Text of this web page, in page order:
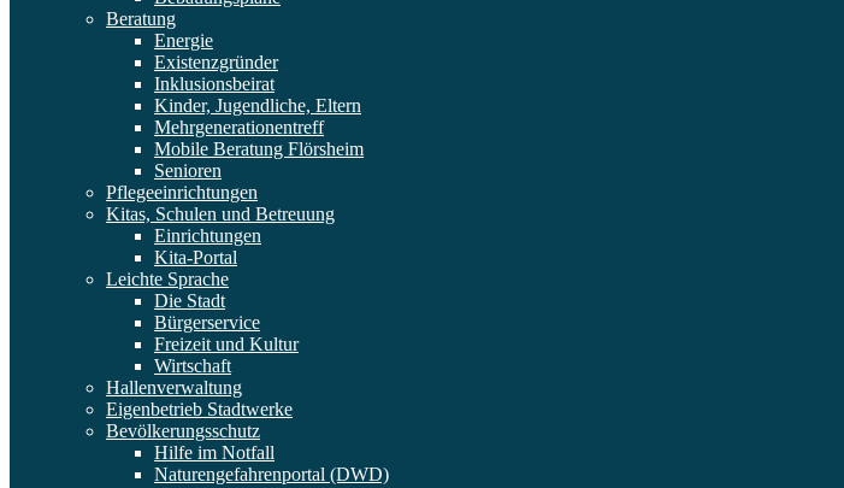
Beratung
Energie
Existenzgründer
Inklusionsbeirat
Kinder, Jugendliche, Eltern
Mehrgenerationentreff
Mobile Beratung Flörsheim
Senioren
Pflegeeinrichtungen
Kitas, Schulen und Betreuung
Einrichtungen
Kita-Portal
Leichte Sprache
Die Stadt
Bürgerservice
Freizeit und Kultur
Wirtschaft
Hallenverwaltung
Eigenbetrieb Stadtwerke
Bevölkerungsschutz
Hilfe im Notfall
Naturengefahrenportal (DWD)